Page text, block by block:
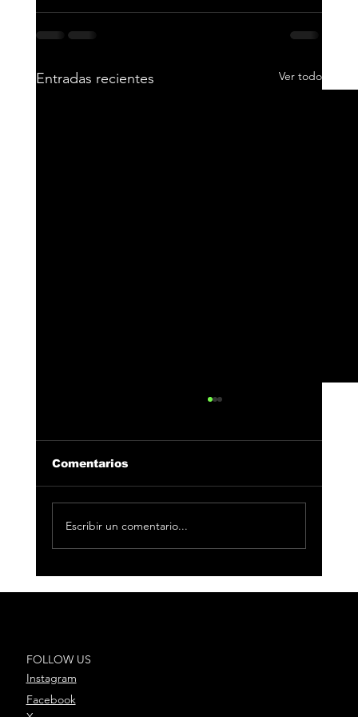
Entradas recientes Ver todo
Comentarios
Escribir un comentario...
FOLLOW US
Instagram
Facebook